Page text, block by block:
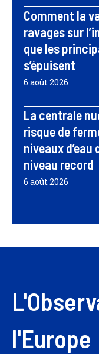
Comment la
ravages sur
que les
s’épuisent
6 août 2026
La centrale
risque de
niveaux
niveau record
6 août 2026
l'Europe